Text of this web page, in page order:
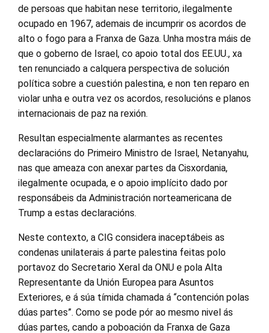
de persoas que habitan nese territorio, ilegalmente
ocupado en 1967, ademais de incumprir os acordos de
alto o fogo para a Franxa de Gaza. Unha mostra máis de
que o goberno de Israel, co apoio total dos EE.UU., xa
ten renunciado a calquera perspectiva de solución
política sobre a cuestión palestina, e non ten reparo en
violar unha e outra vez os acordos, resolucións e planos
internacionais de paz na rexión.
Resultan especialmente alarmantes as recentes
declaracións do Primeiro Ministro de Israel, Netanyahu,
nas que ameaza con anexar partes da Cisxordania,
ilegalmente ocupada, e o apoio implícito dado por
responsábeis da Administración norteamericana de
Trump a estas declaracións.
Neste contexto, a CIG considera inaceptábeis as
condenas unilaterais á parte palestina feitas polo
portavoz do Secretario Xeral da ONU e pola Alta
Representante da Unión Europea para Asuntos
Exteriores, e á súa tímida chamada á “contención polas
dúas partes”. Como se pode pór ao mesmo nivel ás
dúas partes, cando a poboación da Franxa de Gaza